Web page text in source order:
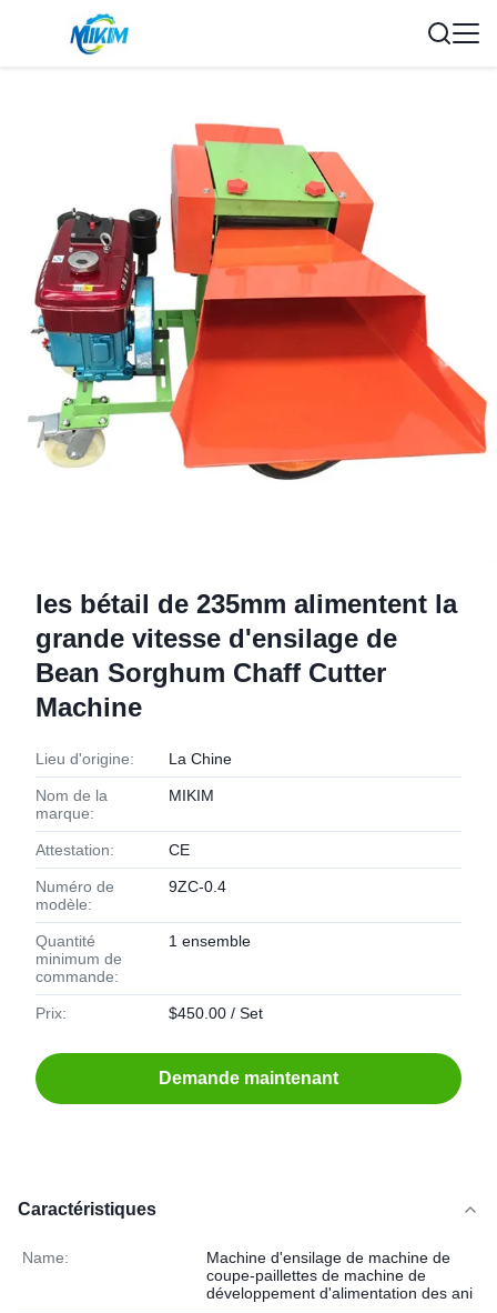
les bétail de 235mm alimentent la
grande vitesse d'ensilage de
Bean Sorghum Chaff Cutter
Machine
Lieu d'origine: La Chine
Nom de la
marque:
MIKIM
Attestation: CE
Numéro de
modèle:
9ZC-0.4
Quantité
minimum de
commande:
1 ensemble
Prix: $450.00 / Set
Demande maintenant
Caractéristiques
Name:
Machine d'ensilage de machine de
coupe-paillettes de machine de
développement d'alimentation des ani